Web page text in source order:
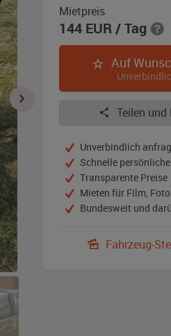
/
Mietpreis
144 EUR/ Tag
Auf
Teilen und
Unverbindlich
Schnelle
Transparente Preise
Mieten für Film,
Bundesweit und
Fahrzeug-